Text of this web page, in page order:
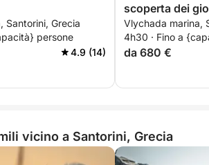
Santorini, Grecia
persone
4.9 (14)
scoperta dei
Vlychada marina,
4h30 · Fino a
da 680 €
vicino a Santorini, Grecia